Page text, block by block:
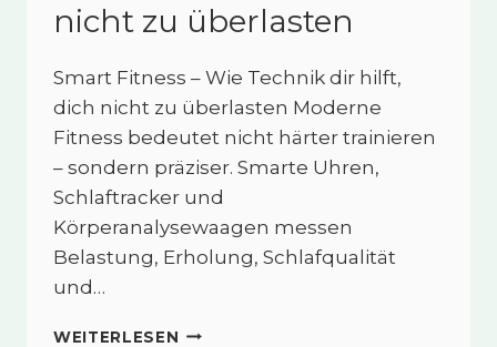
nicht zu überlasten
Smart Fitness – Wie Technik dir hilft,
dich nicht zu überlasten Moderne
Fitness bedeutet nicht härter trainieren
– sondern präziser. Smarte Uhren,
Schlaftracker und
Körperanalysewaagen messen
Belastung, Erholung, Schlafqualität
und…
WEITERLESEN SMART